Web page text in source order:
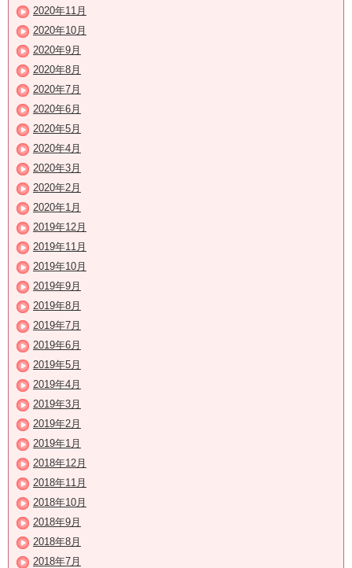
2020年11月
2020年10月
2020年9月
2020年8月
2020年7月
2020年6月
2020年5月
2020年4月
2020年3月
2020年2月
2020年1月
2019年12月
2019年11月
2019年10月
2019年9月
2019年8月
2019年7月
2019年6月
2019年5月
2019年4月
2019年3月
2019年2月
2019年1月
2018年12月
2018年11月
2018年10月
2018年9月
2018年8月
2018年7月